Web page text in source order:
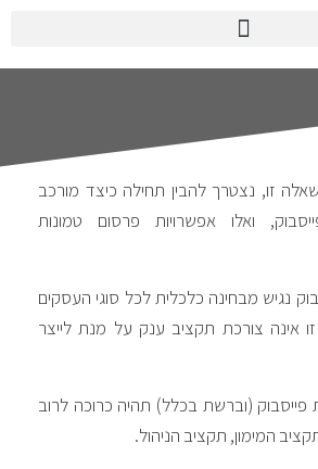
נצטרך להבין תחילה כיצד מורכב
אפשרויות פרסום טמונות
מבחינה כלכלית לכל סוגי העסקים
צורכת תקציב ענק על מנת לייצר
(וברשת בכלל) תהיה כרוכה לרוב
תקציב הניהול.